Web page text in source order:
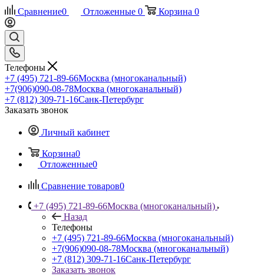
Сравнение0 Отложенные 0 Корзина 0
Телефоны
+7 (495) 721-89-66Москва (многоканальный)
+7(906)090-08-78Москва (многоканальный)
+7 (812) 309-71-16Санк-Петербург
Заказать звонок
Личный кабинет
Корзина0
Отложенные0
Сравнение товаров0
+7 (495) 721-89-66Москва (многоканальный)
Назад
Телефоны
+7 (495) 721-89-66Москва (многоканальный)
+7(906)090-08-78Москва (многоканальный)
+7 (812) 309-71-16Санк-Петербург
Заказать звонок